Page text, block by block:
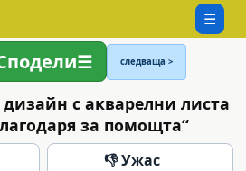
☰
следваща >
с акварелни листа
за помощта“
👎 Ужас